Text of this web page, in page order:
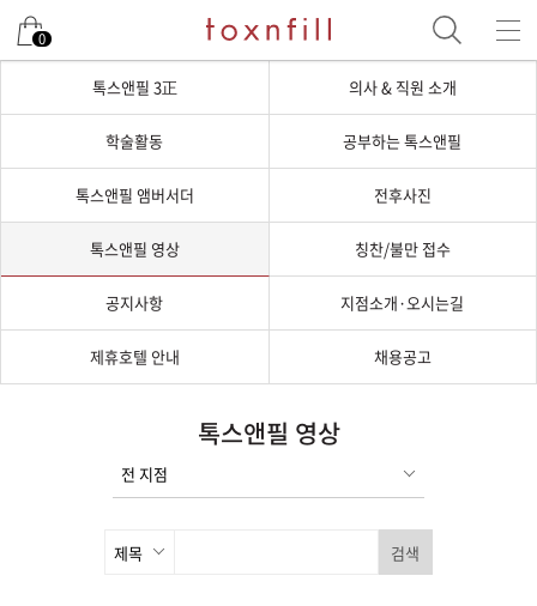
0
톡스앤필 3正 의사 & 직원 소개
학술활동 공부하는 톡스앤필
톡스앤필 앰버서더 전후사진
톡스앤필 영상 칭찬/불만 접수
공지사항 지점소개·오시는길
제휴호텔 안내 채용공고
톡스앤필 영상
검색